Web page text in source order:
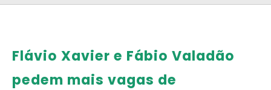
Flávio Xavier e Fábio Valadão
pedem mais vagas de